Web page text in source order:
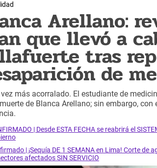
Arellano:
que llevó a
tras
de
vez más acorralado. El estudiante de
de Blanca Arellano; sin embargo,
| Desde ESTA FECHA se reabrirá el
| ¡Sequía DE 1 SEMANA en Lima! Corte de
afectados SIN SERVICIO